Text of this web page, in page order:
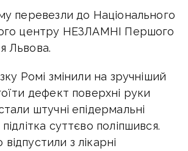
перевезли до Національного
центру НЕЗЛАМНІ Першого
Львова.
Ромі змінили на зручніший
дефект поверхні руки
штучні епідермальні
суттєво поліпшився.
з лікарні